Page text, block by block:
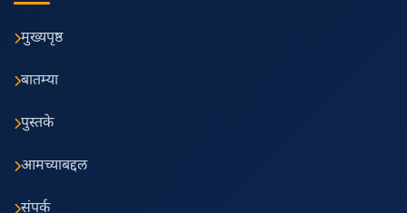
मुख्यपृष्ठ
बातम्या
पुस्तके
आमच्याबद्दल